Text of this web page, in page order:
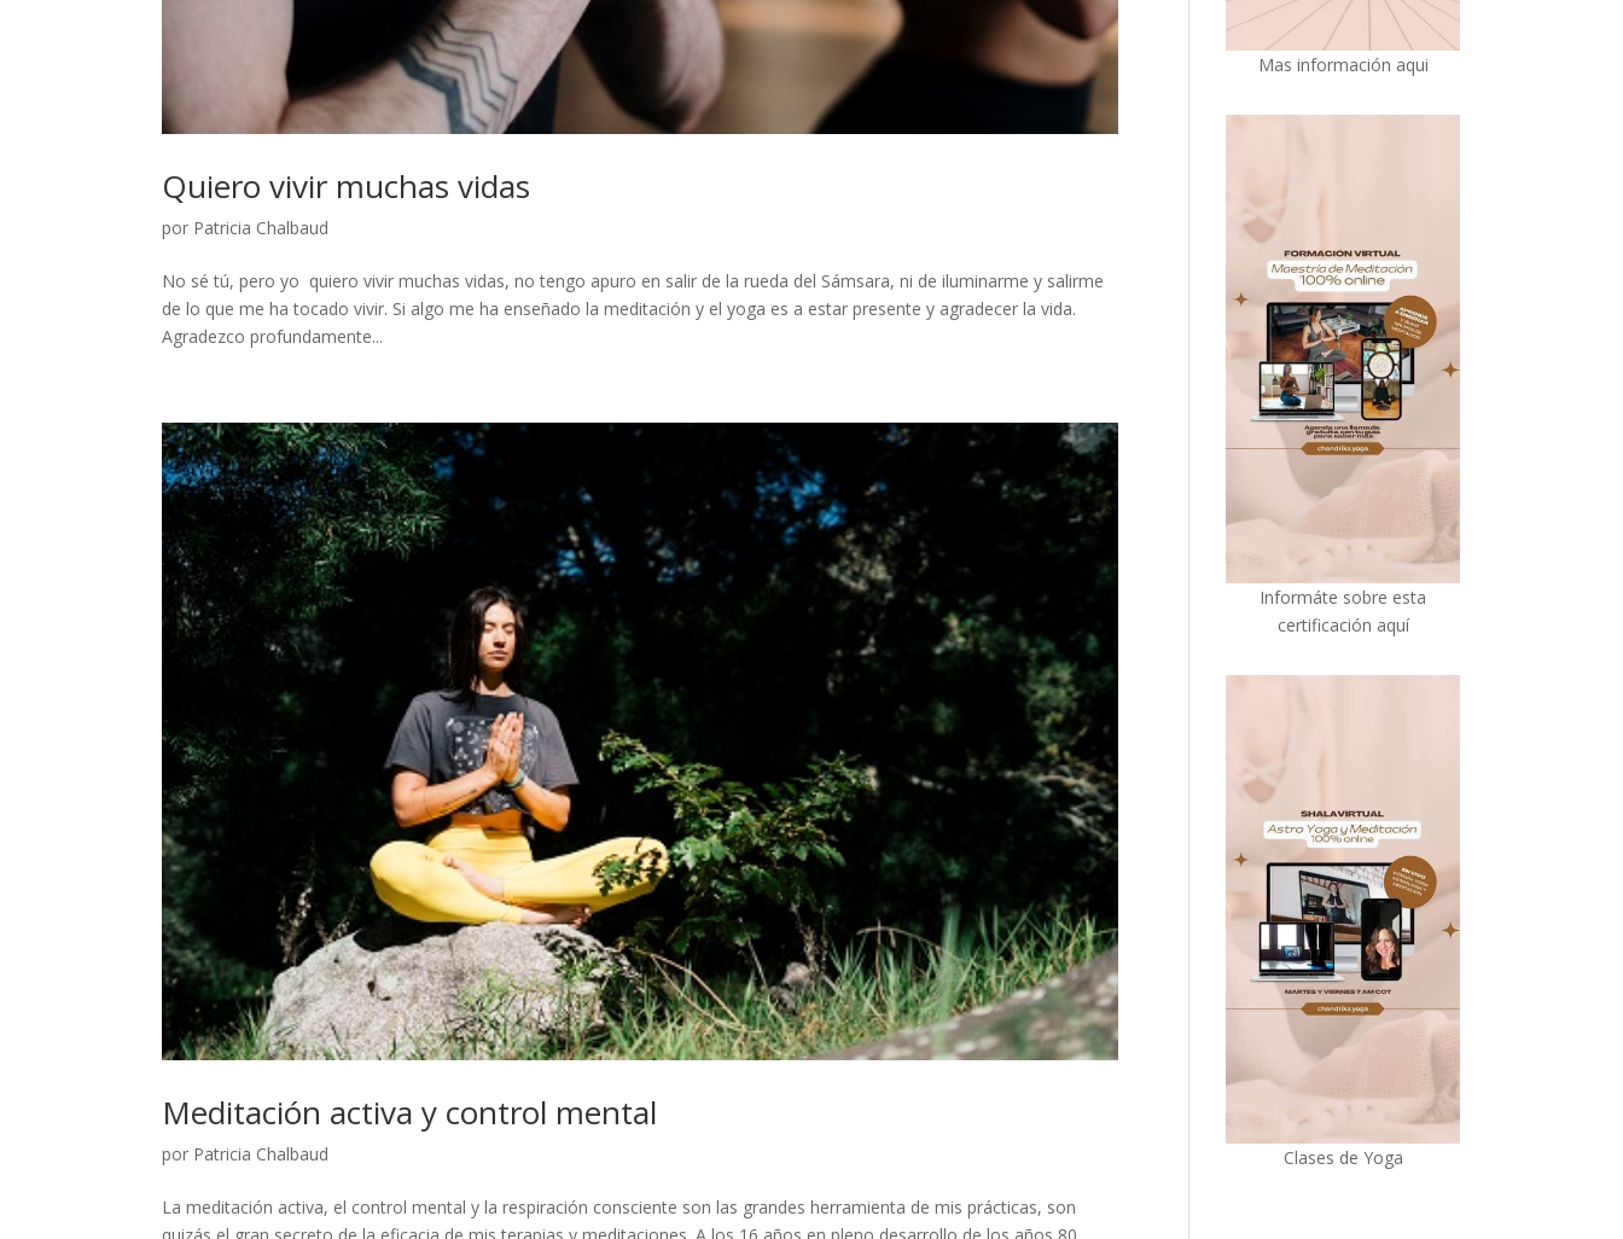
Quiero vivir muchas vidas
por Patricia Chalbaud
No sé tú, pero yo quiero vivir muchas vidas, no tengo apuro en salir de la rueda del Sámsara, ni de iluminarme y salirme
de lo que me ha tocado vivir. Si algo me ha enseñado la meditación y el yoga es a estar presente y agradecer la vida.
Agradezco profundamente...
Meditación activa y control mental
por Patricia Chalbaud
La meditación activa, el control mental y la respiración consciente son las grandes herramienta de mis prácticas, son
Mas información aqui
Informáte sobre esta
certificación aquí
Clases de Yoga